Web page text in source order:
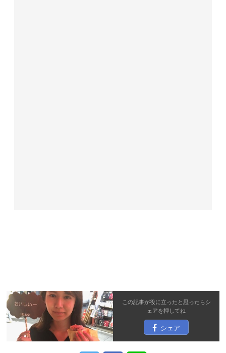
この記事が役に立ったと思ったらシ
ェアを押してね
シェア